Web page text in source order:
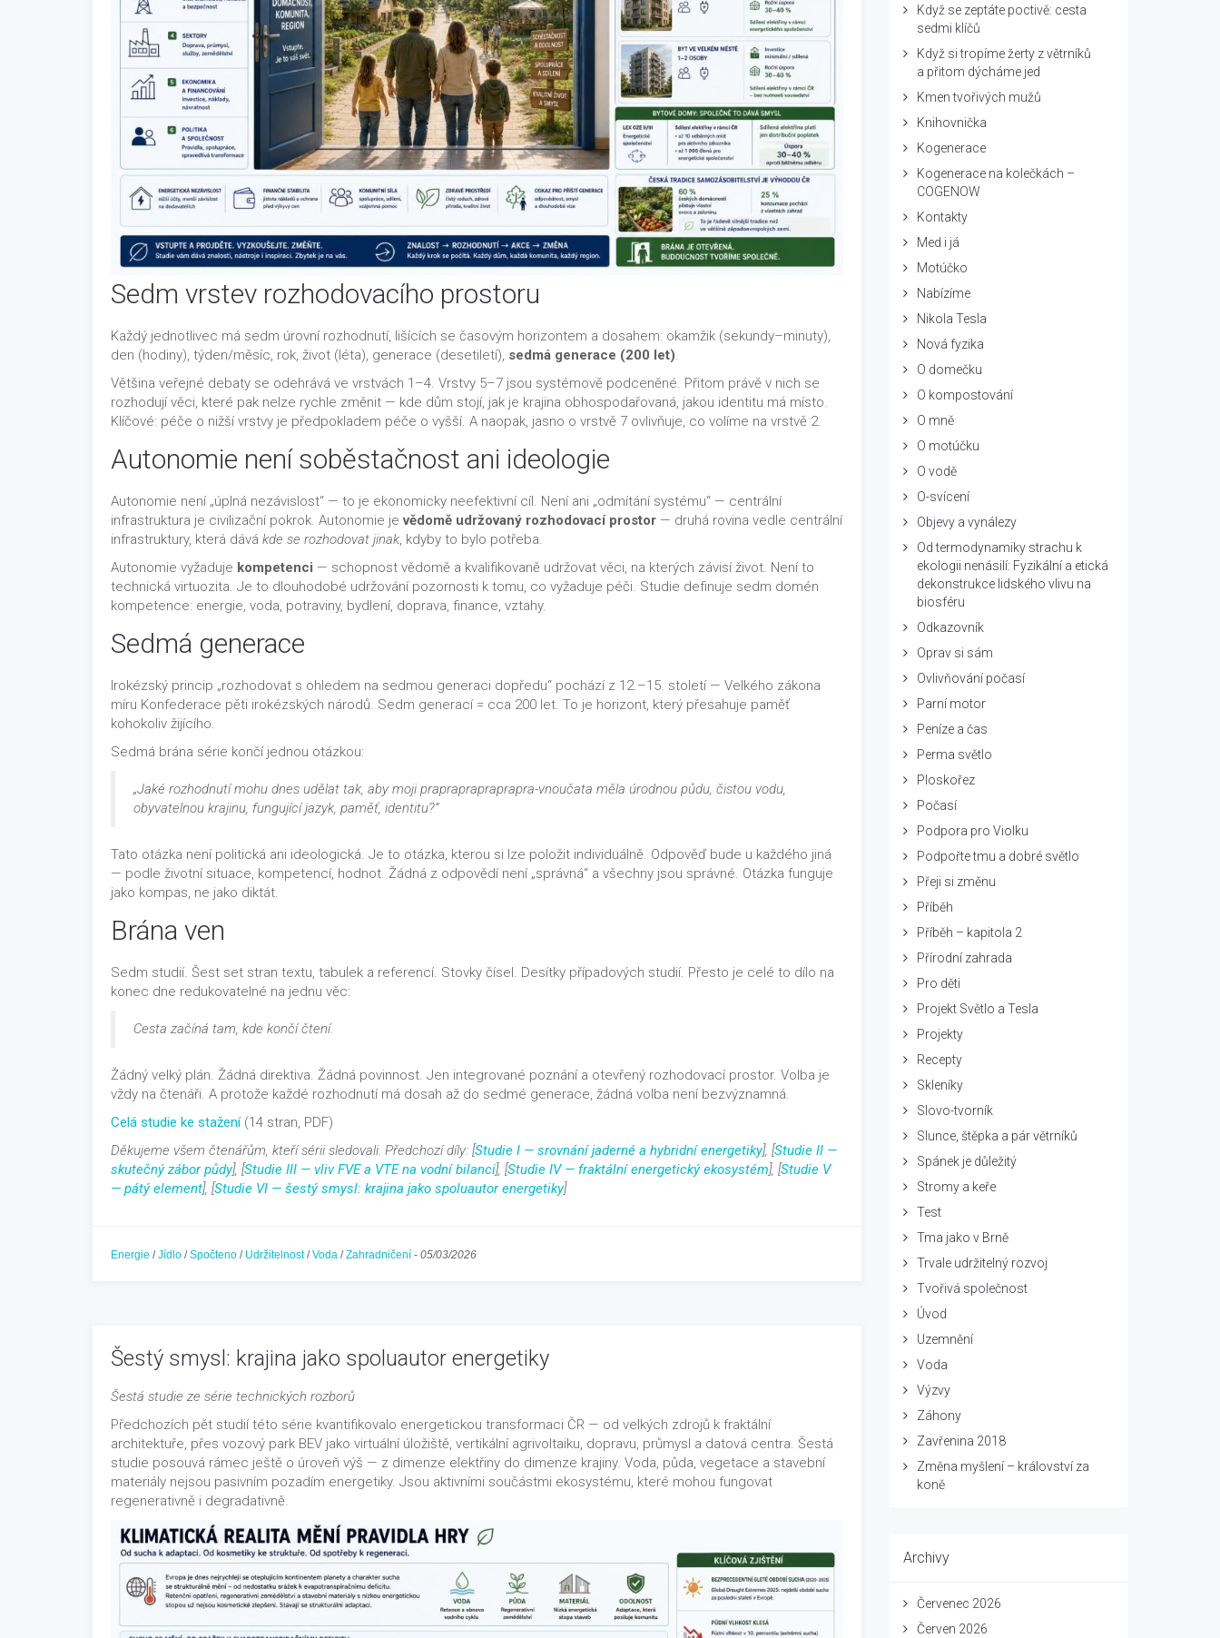
Sedm vrstev rozhodovacího prostoru
Každý jednotlivec má sedm úrovní rozhodnutí, lišících se časovým horizontem a dosahem: okamžik (sekundy–minuty),
den (hodiny), týden/měsíc, rok, život (léta), generace (desetiletí), sedmá generace (200 let)
Většina veřejné debaty se odehrává ve vrstvách 1–4. Vrstvy 5–7 jsou systémově podceněné. Přitom právě v nich se
rozhodují věci, které pak nelze rychle změnit — kde dům stojí, jak je krajina obhospodařovaná, jakou identitu má místo.
Klíčové: péče o nižší vrstvy je předpokladem péče o vyšší. A naopak, jasno o vrstvě 7 ovlivňuje, co volíme na vrstvě 2.
Autonomie není soběstačnost ani ideologie
Autonomie není „úplná nezávislost“ — to je ekonomicky neefektivní cíl. Není ani „odmítání systému“ — centrální
infrastruktura je civilizační pokrok. Autonomie jevědomě udržovaný rozhodovací prostor — druhá rovina vedle centrální
infrastruktury, která dává kde se rozhodovat jinak , kdyby to bylo potřeba.
Autonomie vyžaduje kompetenci — schopnost vědomě a kvalifikovaně udržovat věci, na kterých závisí život. Není to
technická virtuozita. Je to dlouhodobé udržování pozornosti k tomu, co vyžaduje péči. Studie definuje sedm domén
kompetence: energie, voda, potraviny, bydlení, doprava, finance, vztahy.
Sedmá generace
Irokézský princip „rozhodovat s ohledem na sedmou generaci dopředu“ pochází z 12.–15. století — Velkého zákona
míru Konfederace pěti irokézských národů. Sedm generací = cca 200 let. To je horizont, který přesahuje paměť
kohokoliv žijícího.
Sedmá brána série končí jednou otázkou:
„Jaké rozhodnutí mohu dnes udělat tak, aby moji prapraprapraprapra-vnoučata měla úrodnou půdu, čistou vodu,
obyvatelnou krajinu, fungující jazyk, paměť, identitu?“
Tato otázka není politická ani ideologická. Je to otázka, kterou si lze položit individuálně. Odpověď bude u každého jiná
— podle životní situace, kompetencí, hodnot. Žádná z odpovědí není „správná“ a všechny jsou správné. Otázka funguje
jako kompas, ne jako diktát.
Brána ven
Sedm studií. Šest set stran textu, tabulek a referencí. Stovky čísel. Desítky případových studií. Přesto je celé to dílo na
konec dne redukovatelné na jednu věc:
Cesta začíná tam, kde končí čtení.
Žádný velký plán. Žádná direktiva. Žádná povinnost. Jen integrované poznání a otevřený rozhodovací prostor. Volba je
vždy na čtenáři. A protože každé rozhodnutí má dosah až do sedmé generace, žádná volba není bezvýznamná.
Celá studie ke stažení(14 stran, PDF)
Děkujeme všem čtenářům, kteří sérii sledovali. Předchozí díly: [Studie I — srovnání jaderné a hybridní energetiky], [Studie II —
skutečný zábor půdy], [Studie III — vliv FVE a VTE na vodní bilanci], [Studie IV — fraktální energetický ekosystém], [Studie V
— pátý element], [Studie VI — šestý smysl: krajina jako spoluautor energetiky]
Energie /Jídlo /Spočteno / Udržitelnost/Voda /Zahradničení - 05/03/2026
Šestý smysl: krajina jako spoluautor energetiky
Šestá studie ze série technických rozborů
Předchozích pět studií této série kvantifikovalo energetickou transformaci ČR — od velkých zdrojů k fraktální
architektuře, přes vozový park BEV jako virtuální úložiště, vertikální agrivoltaiku, dopravu, průmysl a datová centra. Šestá
studie posouvá rámec ještě o úroveň výš — z dimenze elektřiny do dimenze krajiny. Voda, půda, vegetace a stavební
materiály nejsou pasivním pozadím energetiky. Jsou aktivními součástmi ekosystému, které mohou fungovat
regenerativně i degradativně.
Když se zeptáte poctivě: cesta
sedmi klíčů
Když si tropíme žerty z větrníků
a přitom dýcháme jed
Kmen tvořivých mužů
Knihovnička
Kogenerace
Kogenerace na kolečkách –
COGENOW
Kontakty
Med i já
Motúčko
Nabízíme
Nikola Tesla
Nová fyzika
O domečku
O kompostování
O mně
O motúčku
O vodě
O-svícení
Objevy a vynálezy
Od termodynamiky strachu k
ekologii nenásilí: Fyzikální a etická
dekonstrukce lidského vlivu na
biosféru
Odkazovník
Oprav si sám
Ovlivňování počasí
Parní motor
Peníze a čas
Perma světlo
Ploskořez
Počasí
Podpora pro Violku
Podpořte tmu a dobré světlo
Přeji si změnu
Příběh
Příběh – kapitola 2
Přírodní zahrada
Pro děti
Projekt Světlo a Tesla
Projekty
Recepty
Skleníky
Slovo-tvorník
Slunce, štěpka a pár větrníků
Spánek je důležitý
Stromy a keře
Test
Tma jako v Brně
Trvale udržitelný rozvoj
Tvořivá společnost
Úvod
Uzemnění
Voda
Výzvy
Záhony
Zavřenina 2018
Změna myšlení – království za
koně
Archivy
Červenec 2026
Červen 2026